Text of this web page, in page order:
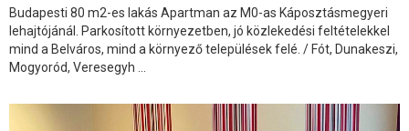
Budapesti 80 m2-es lakás Apartman az M0-as Káposztásmegyeri
lehajtójánál. Parkosított környezetben, jó közlekedési feltételekkel
mind a Belváros, mind a környező települések felé. / Fót, Dunakeszi,
Mogyoród, Veresegyh ...